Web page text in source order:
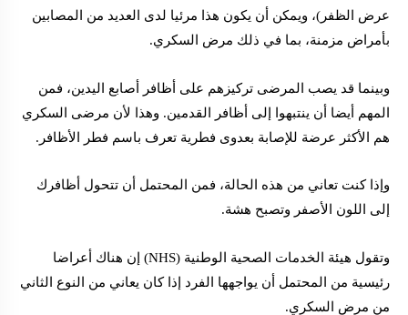
عرض الظفر)، ويمكن أن يكون هذا مرئيا لدى العديد من المصابين
بأمراض مزمنة، بما في ذلك مرض السكري.
وبينما قد يصب المرضى تركيزهم على أظافر أصابع اليدين، فمن
المهم أيضا أن ينتبهوا إلى أظافر القدمين. وهذا لأن مرضى السكري
هم الأكثر عرضة للإصابة بعدوى فطرية تعرف باسم فطر الأظافر.
وإذا كنت تعاني من هذه الحالة، فمن المحتمل أن تتحول أظافرك
إلى اللون الأصفر وتصبح هشة.
وتقول هيئة الخدمات الصحية الوطنية (NHS) إن هناك أعراضا
رئيسية من المحتمل أن يواجهها الفرد إذا كان يعاني من النوع الثاني
من مرض السكري.